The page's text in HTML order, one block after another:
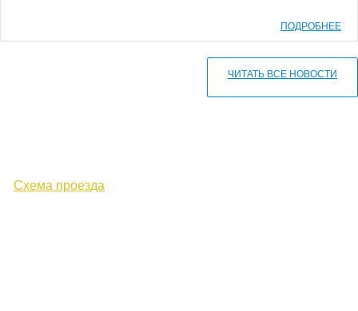
ПОДРОБНЕЕ
ЧИТАТЬ ВСЕ НОВОСТИ
Схема проезда